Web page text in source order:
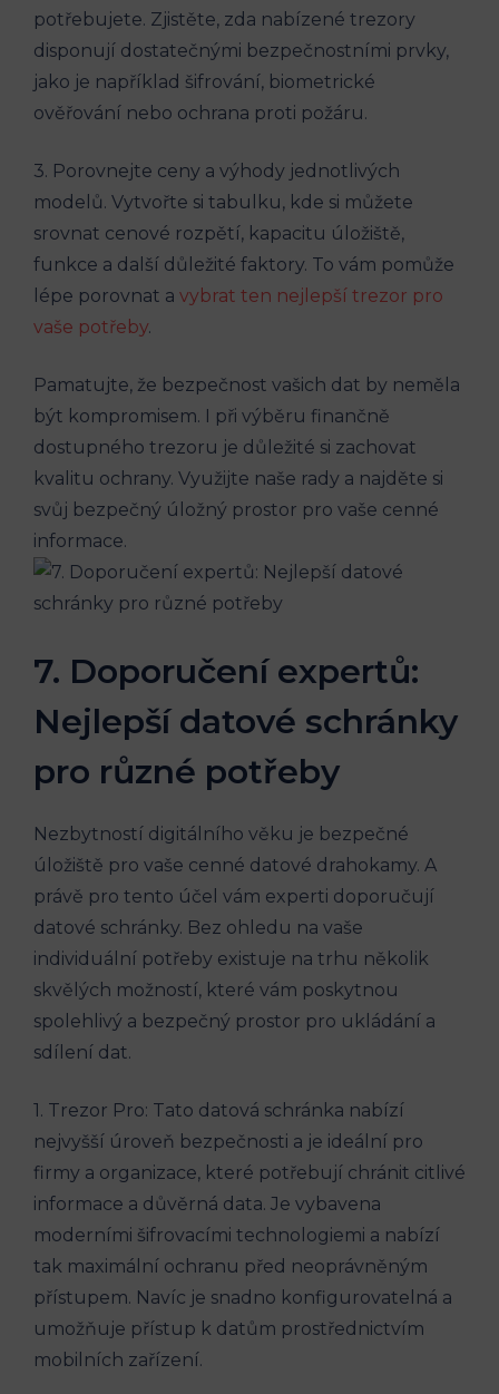
potřebujete. Zjistěte, zda nabízené trezory
disponují dostatečnými bezpečnostními prvky,
jako je například šifrování, biometrické
ověřování nebo ochrana proti požáru.
3. Porovnejte ceny a výhody jednotlivých
modelů. Vytvořte si tabulku, kde si můžete
srovnat cenové rozpětí, kapacitu úložiště,
funkce a další důležité faktory. To vám pomůže
lépe porovnat a vybrat ten nejlepší trezor pro
vaše potřeby.
Pamatujte, že bezpečnost vašich dat by neměla
být kompromisem. I při výběru finančně
dostupného trezoru je důležité si zachovat
kvalitu ochrany. Využijte naše rady a najděte si
svůj bezpečný úložný prostor pro vaše cenné
informace.
7. Doporučení expertů:
Nejlepší datové schránky
pro různé potřeby
Nezbytností digitálního věku je bezpečné
úložiště pro vaše cenné datové drahokamy. A
právě pro tento účel vám experti doporučují
datové schránky. Bez ohledu na vaše
individuální potřeby existuje na trhu několik
skvělých možností, které vám poskytnou
spolehlivý a bezpečný prostor pro ukládání a
sdílení dat.
1. Trezor Pro: Tato datová schránka nabízí
nejvyšší úroveň bezpečnosti a je ideální pro
firmy a organizace, které potřebují chránit citlivé
informace a důvěrná data. Je vybavena
moderními šifrovacími technologiemi a nabízí
tak maximální ochranu před neoprávněným
přístupem. Navíc je snadno konfigurovatelná a
umožňuje přístup k datům prostřednictvím
mobilních zařízení.